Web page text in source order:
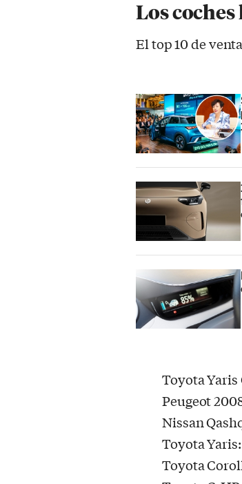
Los
El top 10 de
Toyota Yaris
Peugeot
Nissan
Toyota
Toyota